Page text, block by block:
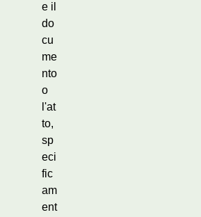
e il
do
cu
me
nto
o
l'at
to,
sp
eci
fic
am
ent